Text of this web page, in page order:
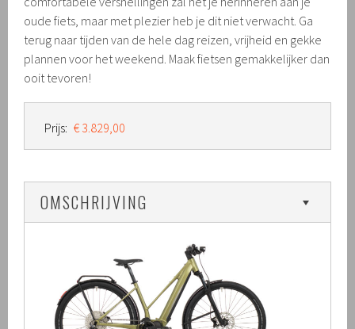
oude fiets, maar met plezier heb je dit niet verwacht. Ga
terug naar tijden van de hele dag reizen, vrijheid en gekke
plannen voor het weekend. Maak fietsen gemakkelijker dan
ooit tevoren!
Prijs: € 3.829,00
OMSCHRIJVING